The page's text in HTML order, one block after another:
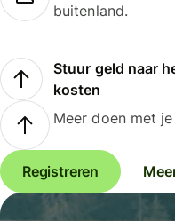
buitenland.
Stuur geld naar
kosten
Meer doen met
Registreren